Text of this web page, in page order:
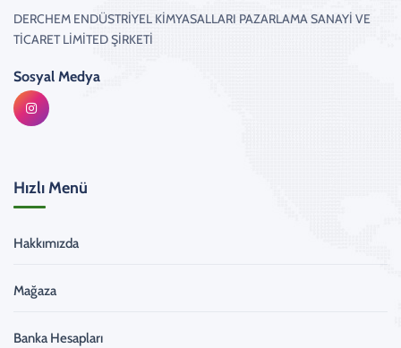
DERCHEM ENDÜSTRİYEL KİMYASALLARI PAZARLAMA SANAYİ VE
TİCARET LİMİTED ŞİRKETİ
Sosyal Medya
Hızlı Menü
Hakkımızda
Mağaza
Banka Hesapları